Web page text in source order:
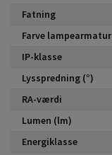
Fatning
Farve lampearmatur
IP-klasse
Lysspredning (°)
RA-værdi
Lumen (lm)
Energiklasse